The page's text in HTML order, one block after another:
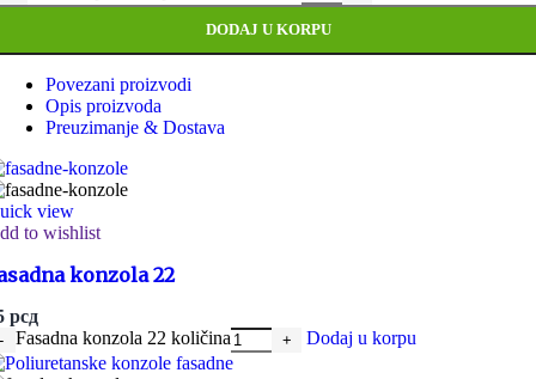
DODAJ U KORPU
Povezani proizvodi
Opis proizvoda
Preuzimanje & Dostava
view
to wishlist
konzola 22
рсд
Fasadna konzola 22 količina
Dodaj u korpu